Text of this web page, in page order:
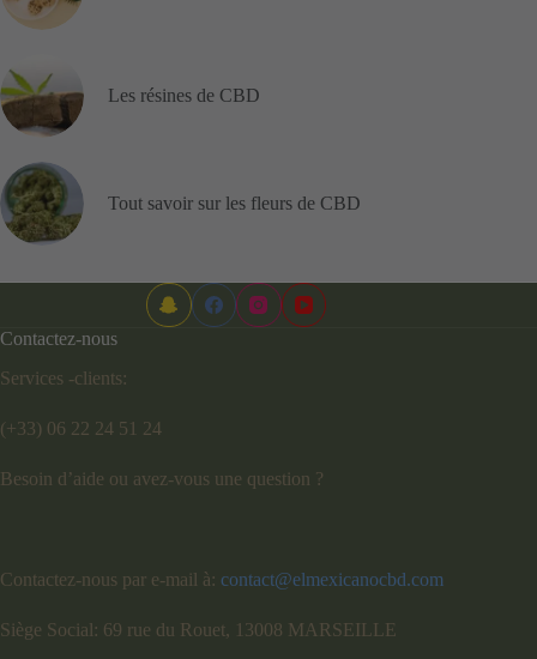
Les résines de CBD
Tout savoir sur les fleurs de CBD
Contactez-nous
Services -clients:
(+33) 06 22 24 51 24
Besoin d’aide ou avez-vous une question ?
Contactez-nous par e-mail à: contact@elmexicanocbd.com
Siège Social: 69 rue du Rouet, 13008 MARSEILLE